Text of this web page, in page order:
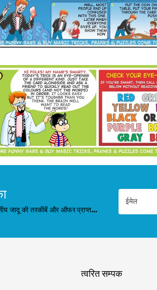
जादू की तरकीबें और ऑफर प्राप्त
ईमेल
त्वरित सम्पक